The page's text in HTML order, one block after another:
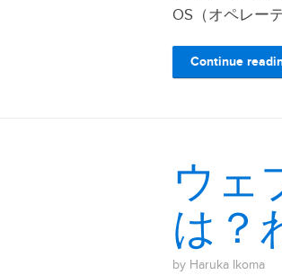
OS（オペレー
Continue
ウェ
は？
by Haruka Ikoma